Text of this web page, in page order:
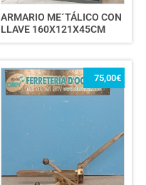
ARMARIO ME´TÁLICO CON
LLAVE 160X121X45CM
75,00€